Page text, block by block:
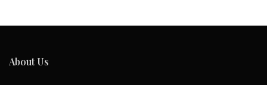
About Us